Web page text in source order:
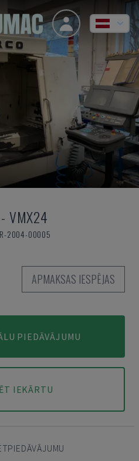
- VMX24
2004-00005
APMAKSAS IESPĒJAS
PIEDĀVĀJUMU
IEKĀRTU